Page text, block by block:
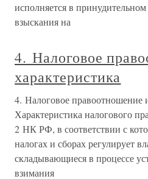
исполняется в
взыскания на
4. Налоговое
характеристика
4. Налоговое правоотношение
Характеристика налогового
2 НК РФ, в соответствии с
налогах и сборах регулирует
складывающиеся в процессе
взимания